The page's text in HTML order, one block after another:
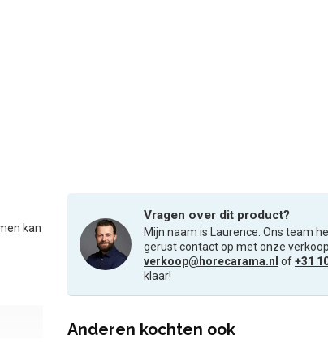
kan
Vragen over dit product?
Mijn naam is Laurence. Ons team
gerust contact op met onze
verkoop@horecarama.nl of+31
klaar!
Anderen kochten ook